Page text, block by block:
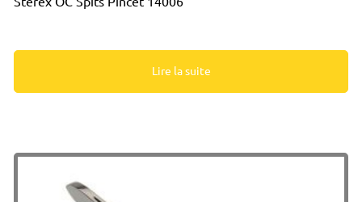
Lire la suite